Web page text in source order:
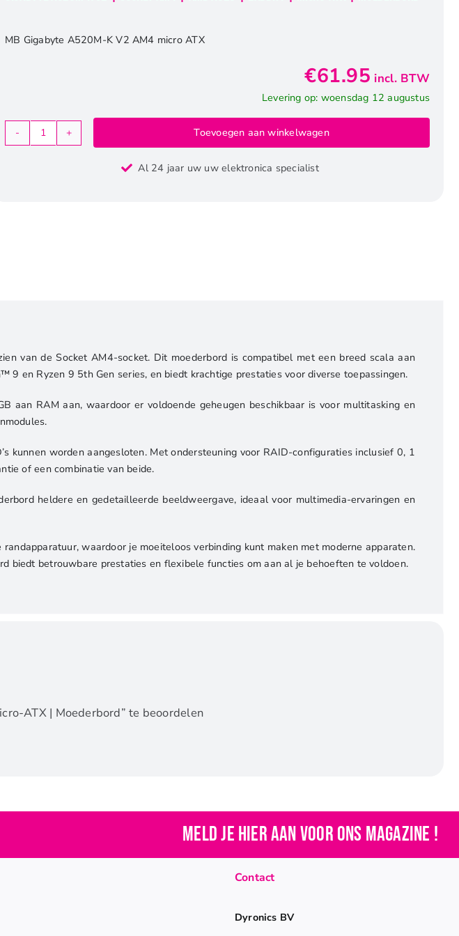
MB Gigabyte A520M-K V2 AM4 micro ATX
€61.95 incl. BTW
Levering op: woensdag 12 augustus
Gigabyte
Micro-
ATX
Moederbord
aantal
Toevoegen aan winkelwagen
Al 24 jaar uw uw elektronica specialist
van de Socket AM4-socket. Dit moederbord is compatibel met een breed scala aan
en Ryzen 9 5th Gen series, en biedt krachtige prestaties voor diverse toepassingen.
aan RAM aan, waardoor er voldoende geheugen beschikbaar is voor multitasking en
kunnen worden aangesloten. Met ondersteuning voor RAID-configuraties inclusief 0, 1
of een combinatie van beide.
heldere en gedetailleerde beeldweergave, ideaal voor multimedia-ervaringen en
waardoor je moeiteloos verbinding kunt maken met moderne apparaten.
biedt betrouwbare prestaties en flexibele functies om aan al je behoeften te voldoen.
ATX | Moederbord” te beoordelen
Meld je hier aan voor ons magazine !
Contact
Dyronics BV